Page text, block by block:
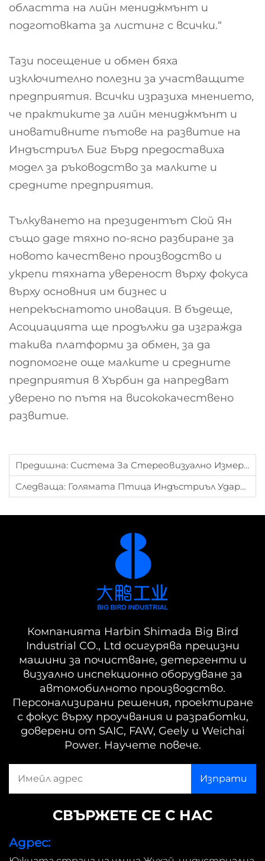
областта на лийн мениджмънт и
подготовката за листинг с всички.“
Тази посещение и обмен бяха
изключително полезни за участващите
предприятия. Всички изразиха мнението,
че практиките за лийн мениджмънт и
иновативните пътове на развитие на
Индъстриъл Биг Бърд предоставиха
модел за ръководство за малките и
средните предприятия.
Тълкуването на президентът Сюй Ян
също даде тяхно по-ясно разбиране за
новото качествено производство и
укрепи тяхната увереност върху фокуса
върху основния им бизнес и
непрекъснатото иновация. В бъдеще,
Асоциацията ще продължи да изгражда
такива платформи за обмен, за да
подпомогне още малките и средните
предприятия в Хърбин да напредват
уверено по пътя на висококачествено
развитие.
Предишна: Система За Стереовизуално Измерване Guardian Multi-View: Технологичен Пробив В Инспекцията На Части
Следваща: Голямата Птица Индъстриъл Удари Камбаната И Първата Акция От Хейлонджанг Беше Включена В Бейджингската Фондова Борса.
Компанията Harbin Shimada Big Bird
Industrial CO., Ltd осигурява прецизни
машини за почистване, детергенти и
визуално инспекционно оборудване за
автомобилното производство.
Персонализирани решения, проектиране
с фокус върху проучвания и разработки,
доверени от SAIC, FAW, Geely и Weichai
Power. Научете повече.
СВЪРЖЕТЕ СЕ С НАС
Адрес: